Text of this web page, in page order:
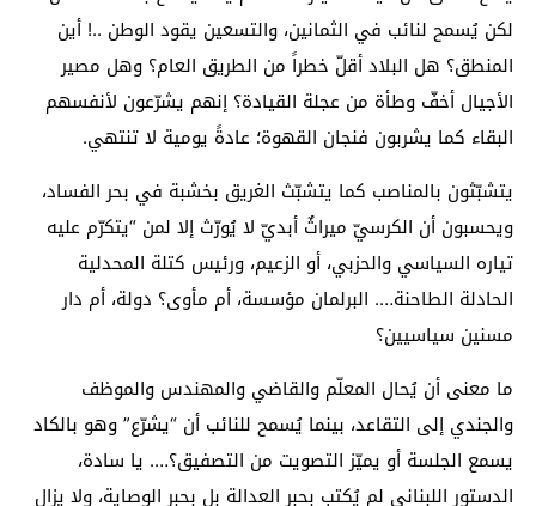
لكن يُسمح لنائب في الثمانين، والتسعين يقود الوطن ..! أين
المنطق؟ هل البلاد أقلّ خطراً من الطريق العام؟ وهل مصير
الأجيال أخفّ وطأة من عجلة القيادة؟ إنهم يشرّعون لأنفسهم
البقاء كما يشربون فنجان القهوة؛ عادةً يومية لا تنتهي.
يتشبّثون بالمناصب كما يتشبّث الغريق بخشبة في بحر الفساد،
ويحسبون أن الكرسيّ ميراثٌ أبديّ لا يُورّث إلا لمن “يتكرّم عليه
تياره السياسي والحزبي، أو الزعيم، ورئيس كتلة المحدلية
الحادلة الطاحنة…. البرلمان مؤسسة، أم مأوى؟ دولة، أم دار
مسنين سياسيين؟
ما معنى أن يُحال المعلّم والقاضي والمهندس والموظف
والجندي إلى التقاعد، بينما يُسمح للنائب أن “يشرّع” وهو بالكاد
يسمع الجلسة أو يميّز التصويت من التصفيق؟…. يا سادة،
الدستور اللبناني لم يُكتب بحبر العدالة بل بحبر الوصاية، ولا يزال